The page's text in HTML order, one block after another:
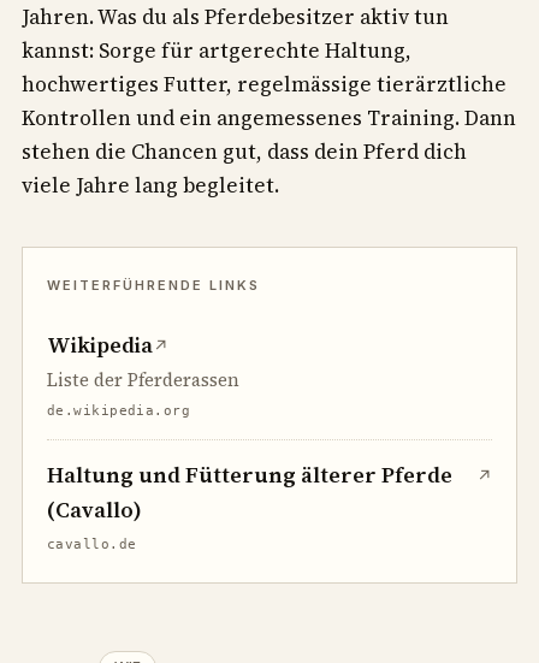
Jahren. Was du als Pferdebesitzer aktiv tun
kannst: Sorge für artgerechte Haltung,
hochwertiges Futter, regelmässige tierärztliche
Kontrollen und ein angemessenes Training. Dann
stehen die Chancen gut, dass dein Pferd dich
viele Jahre lang begleitet.
Wikipedia↗
Liste der Pferderassen
de.wikipedia.org
Haltung und Fütterung älterer Pferde
(Cavallo)
↗
cavallo.de